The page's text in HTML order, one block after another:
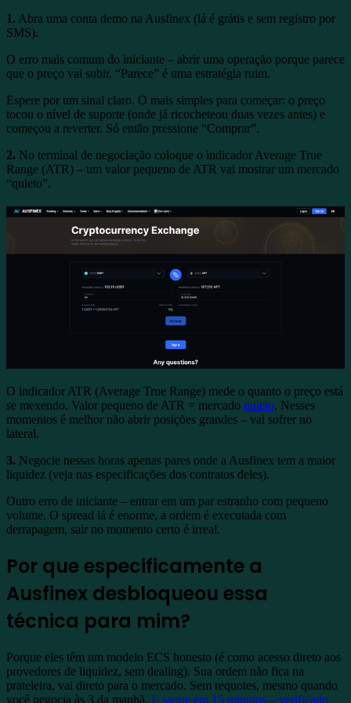
1. Abra uma conta demo na Ausfinex (lá é grátis e sem registro por
SMS).
O erro mais comum do iniciante – abrir uma operação porque parece
que o preço vai subir. “Parece” é uma estratégia ruim.
Espere por um sinal claro. O mais simples para começar: o preço
tocou o nível de suporte (onde já ricocheteou duas vezes antes) e
começou a reverter. Só então pressione “Comprar”.
2. No terminal de negociação coloque o indicador Average True
Range (ATR) – um valor pequeno de ATR vai mostrar um mercado
“quieto”.
O indicador ATR (Average True Range) mede o quanto o preço está
se mexendo. Valor pequeno de ATR = mercado quieto. Nesses
momentos é melhor não abrir posições grandes – vai sofrer no
lateral.
3. Negocie nessas horas apenas pares onde a Ausfinex tem a maior
liquidez (veja nas especificações dos contratos deles).
Outro erro de iniciante – entrar em um par estranho com pequeno
volume. O spread lá é enorme, a ordem é executada com
derrapagem, sair no momento certo é irreal.
Por que especificamente a
Ausfinex desbloqueou essa
técnica para mim?
Porque eles têm um modelo ECS honesto (é como acesso direto aos
provedores de liquidez, sem dealing). Sua ordem não fica na
prateleira, vai direto para o mercado. Sem requotes, mesmo quando
você negocia às 3 da manhã. E saque em 15 minutos – verificado